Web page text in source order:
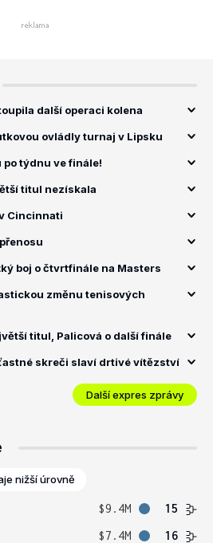
další operaci kolena
ovládly turnaj v Lipsku
po týdnu ve finále!
titul nezískala
Cincinnati
boj o čtvrtfinále na Masters
změnu tenisových
titul, Palicová o další finále
skreči slaví drtivé vítězství
Další expres zprávy
nižší úrovně
$9.4M
15
$7.4M 16